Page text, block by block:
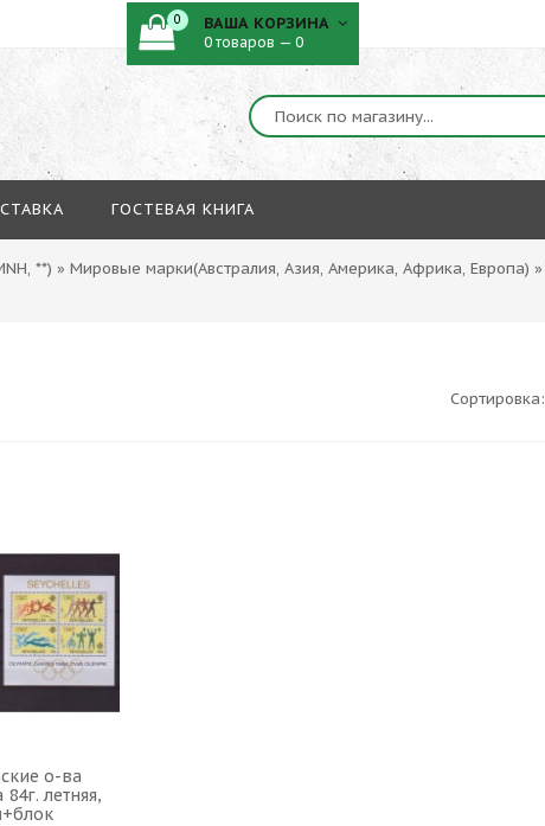
0 ВАША КОРЗИНА
0 товаров — 0
ГОСТЕВАЯ КНИГА
**) » Мировые марки(Австралия, Азия, Америка, Африка, Европа) »
Сортировка:
о-ва
летняя,